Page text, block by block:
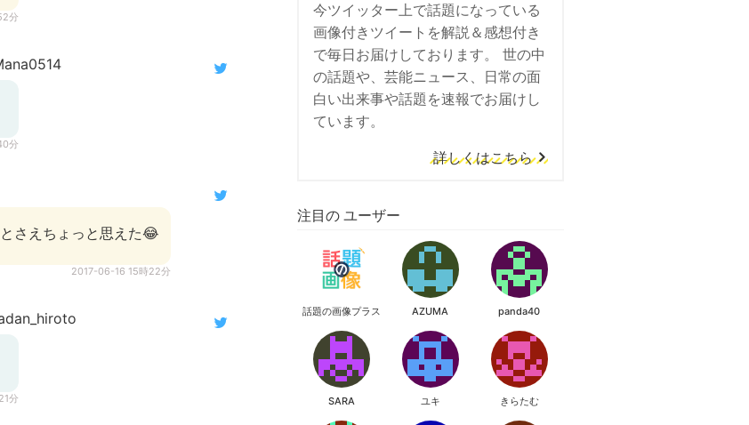
分
分
さえちょっと思えた😂
2017-06-16 15時22分
分
今ツイッター上で話題になっている
画像付きツイートを解説＆感想付き
で毎日お届けしております。 世の中
の話題や、芸能ニュース、日常の面
白い出来事や話題を速報でお届けし
ています。
詳しくはこちら
注目の ユーザー
話題の画像プラス AZUMA panda40
SARA ユキ きらたむ